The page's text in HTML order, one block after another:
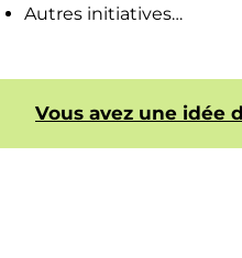
Autres initiatives…
Vous avez une idée